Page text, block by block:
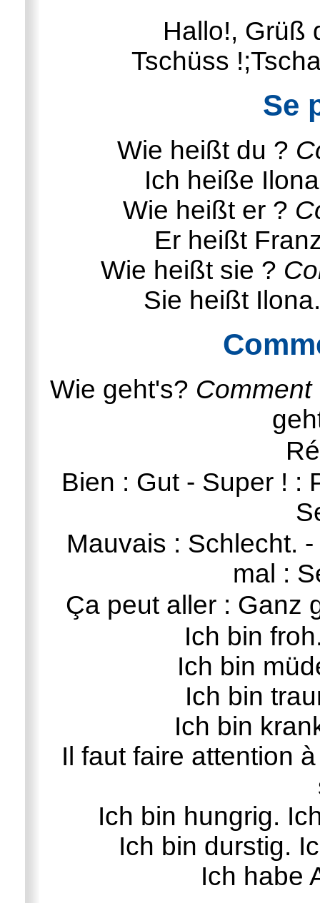
Hallo!, Grüß
Tschüss
Se
Wie heißt du ?
Ich heiße
Wie heißt er ?
Er heißt
Wie heißt sie ?
Sie heißt
Wie geht's? Comment
Bien : Gut - Super ! :
Mauvais : Schlecht.
mal :
Ça peut aller : Ganz
Ich bin
Ich bin
Ich bin
Ich bin
Il faut faire attention
Ich bin hungrig.
Ich bin durstig.
Ich habe